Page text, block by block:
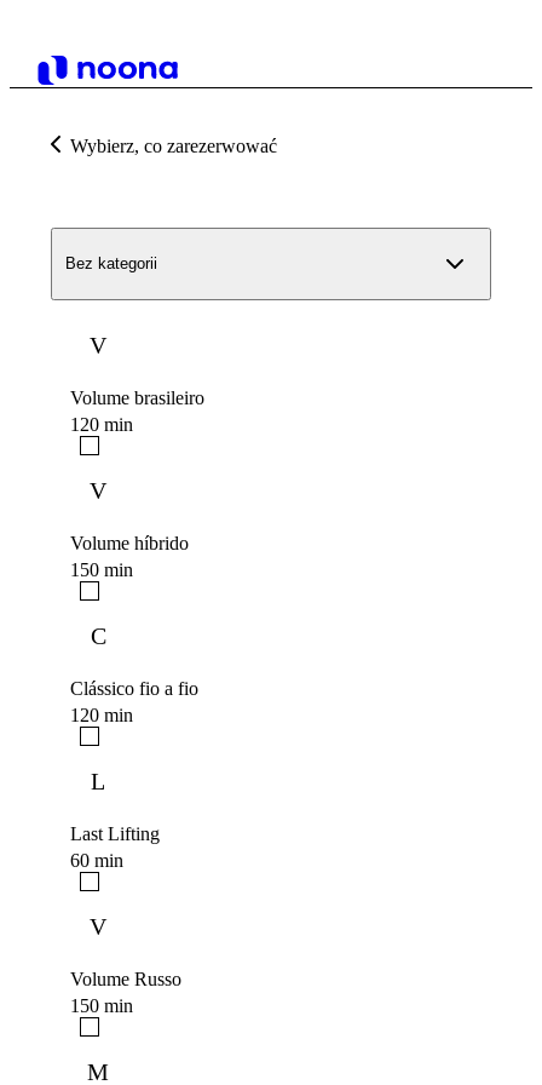
Wybierz, co zarezerwować
Bez kategorii
V
Volume brasileiro
120 min
V
Volume híbrido
150 min
C
Clássico fio a fio
120 min
L
Last Lifting
60 min
V
Volume Russo
150 min
M